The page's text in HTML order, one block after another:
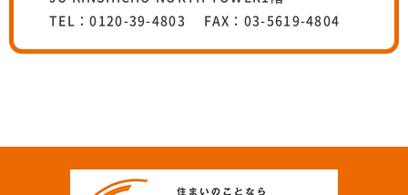
TEL：0120-39-4803 FAX：03-5619-4804